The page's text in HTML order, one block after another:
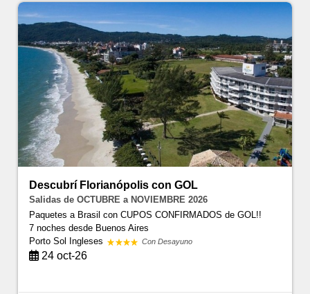
Descubrí Florianópolis con GOL
Salidas de OCTUBRE a NOVIEMBRE 2026
Paquetes a Brasil con CUPOS CONFIRMADOS de GOL!!
7 nochesdesde Buenos Aires
Porto Sol Ingleses
Con Desayuno
24 oct-26